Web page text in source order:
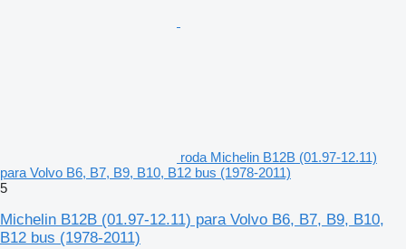
roda Michelin B12B (01.97-12.11)
para Volvo B6, B7, B9, B10, B12 bus (1978-2011)
5
Michelin B12B (01.97-12.11) para Volvo B6, B7, B9, B10,
B12 bus (1978-2011)